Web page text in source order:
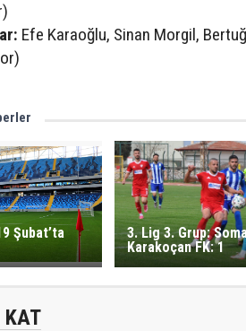
Efe Karaoğlu, Sinan Morgil,
Şubat’ta
3. Lig 3. Grup:
Karakoçan FK: 1
KAT